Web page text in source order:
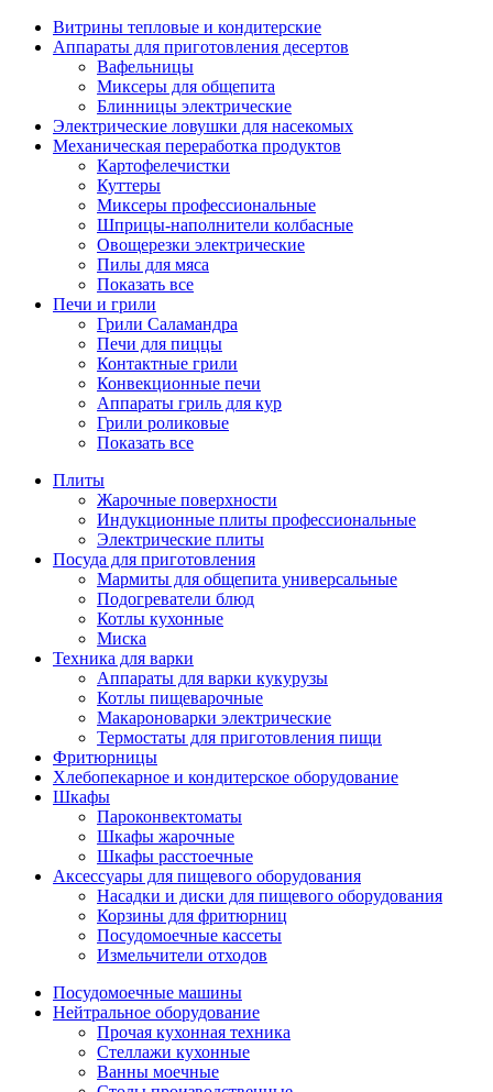
Витрины тепловые и кондитерские
Аппараты для приготовления десертов
Вафельницы
Миксеры для общепита
Блинницы электрические
Электрические ловушки для насекомых
Механическая переработка продуктов
Картофелечистки
Куттеры
Миксеры профессиональные
Шприцы-наполнители колбасные
Овощерезки электрические
Пилы для мяса
Показать все
Печи и грили
Грили Саламандра
Печи для пиццы
Контактные грили
Конвекционные печи
Аппараты гриль для кур
Грили роликовые
Показать все
Плиты
Жарочные поверхности
Индукционные плиты профессиональные
Электрические плиты
Посуда для приготовления
Мармиты для общепита универсальные
Подогреватели блюд
Котлы кухонные
Миска
Техника для варки
Аппараты для варки кукурузы
Котлы пищеварочные
Макароноварки электрические
Термостаты для приготовления пищи
Фритюрницы
Хлебопекарное и кондитерское оборудование
Шкафы
Пароконвектоматы
Шкафы жарочные
Шкафы расстоечные
Аксессуары для пищевого оборудования
Насадки и диски для пищевого оборудования
Корзины для фритюрниц
Посудомоечные кассеты
Измельчители отходов
Посудомоечные машины
Нейтральное оборудование
Прочая кухонная техника
Стеллажи кухонные
Ванны моечные